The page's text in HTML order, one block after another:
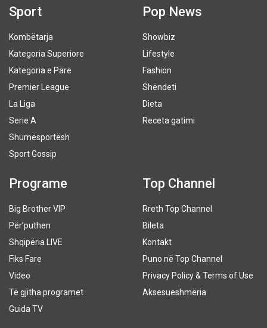
Sport
Kombëtarja
Kategoria Superiore
Kategoria e Parë
Premier League
La Liga
Serie A
Shumësportësh
Sport Gossip
Pop News
Showbiz
Lifestyle
Fashion
Shëndeti
Dieta
Receta gatimi
Programe
Big Brother VIP
Për’puthen
Shqipëria LIVE
Fiks Fare
Video
Të gjitha programet
Guida TV
Top Channel
Rreth Top Channel
Bileta
Kontakt
Puno në Top Channel
Privacy Policy & Terms of Use
Aksesueshmëria